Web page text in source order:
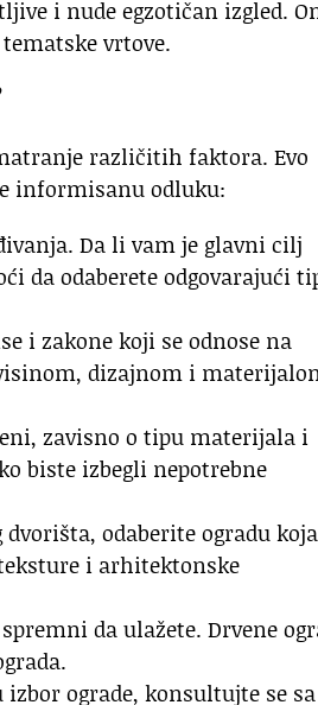
i nude egzotičan izgled.
vrtove.
različitih faktora. Evo
informisanu odluku:
Da li vam je glavni cilj
da odaberete odgovarajući
i zakone koji se odnose na
dizajnom i
zavisno o tipu materijala i
biste izbegli nepotrebne
odaberite ogradu
i arhitektonske
da ulažete. Drvene
ograde, konsultujte se sa